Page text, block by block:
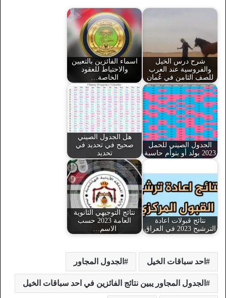
شرح درس الخيل
والفروسية عند العرب
للصف الثامن في عُمان
اسماء الفائزين بالتعيين
والاحتياط للعقود
الخاصة…
الجدول الصيني للحمل
2023 بولد أو بتوأم حاسبة
هل الجدول الصيني
صحيح في تحديد في
تحديد
نتائج قبولات اعادة
الترشيح 2023 في العراق
نتائج التوجيهي الثانوية
العامة 2023 حسب
الاسم…
احد سباقات الخيل الجدول المجاور
الجدول المجاور يبين نتائج الفائزين في احد سباقات الخيل